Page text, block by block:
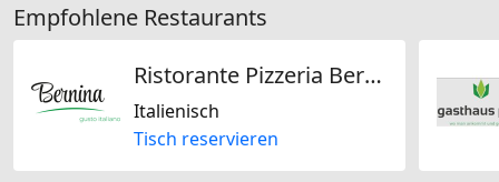
Empfohlene Restaurants
Ristorante Pizzeria Bernina
Italienisch
Tisch reservieren